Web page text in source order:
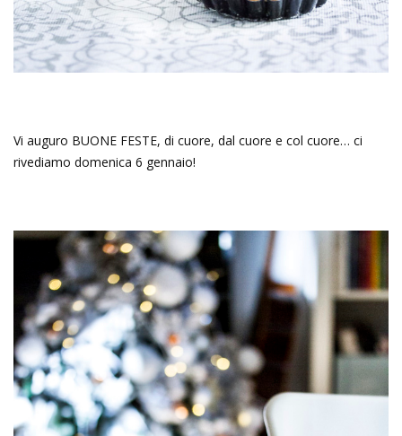
Vi auguro BUONE FESTE, di cuore, dal cuore e col cuore… ci
rivediamo domenica 6 gennaio!